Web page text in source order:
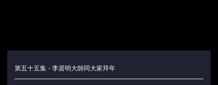
第五十五集 - 李居明大師同大家拜年